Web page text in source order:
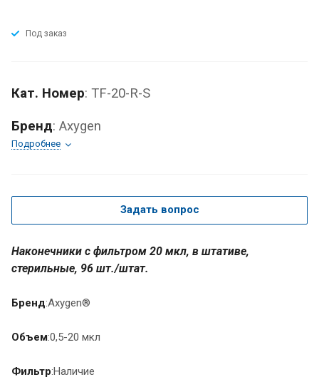
Под заказ
Кат. Номер: TF-20-R-S
Бренд: Axygen
Подробнее
Задать вопрос
Наконечники с фильтром 20 мкл, в штативе,
стерильные, 96 шт./штат.
Бренд:Axygen®
Объем:0,5-20 мкл
Фильтр:Наличие